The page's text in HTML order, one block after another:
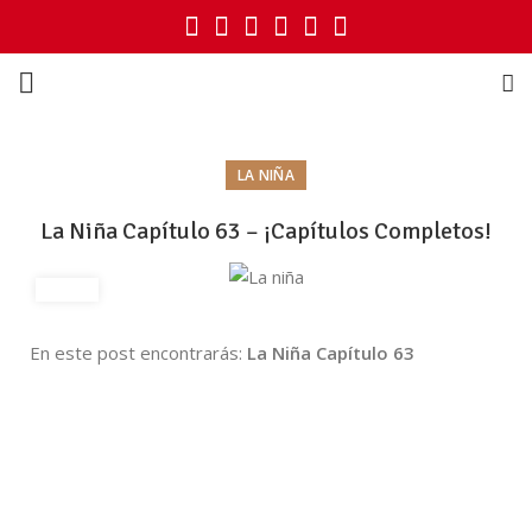
LA NIÑA
La Niña Capítulo 63 – ¡Capítulos Completos!
En este post encontrarás: La Niña Capítulo 63